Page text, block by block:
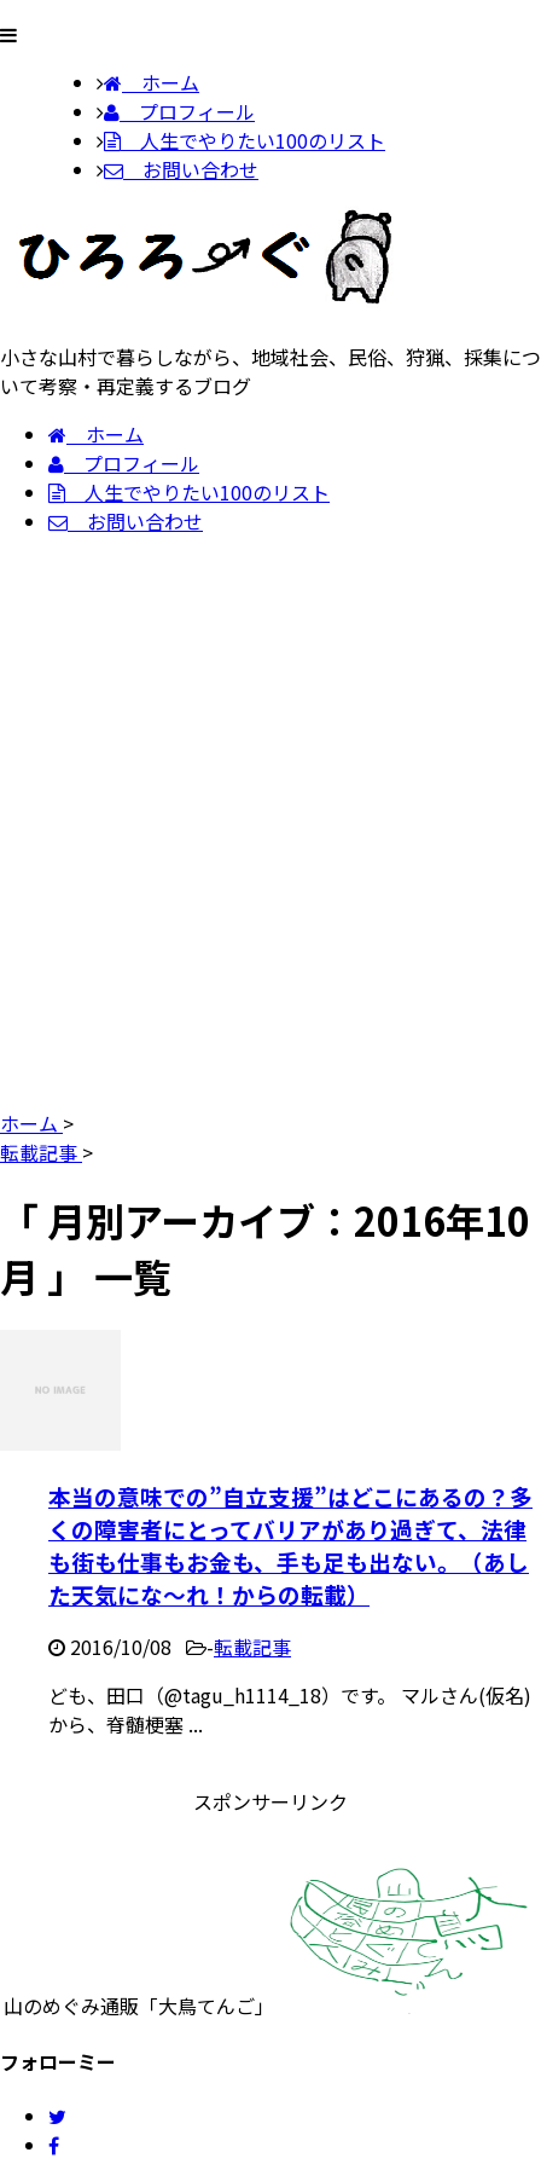
ホーム
プロフィール
人生でやりたい100のリスト
お問い合わせ
小さな山村で暮らしながら、地域社会、民俗、狩猟、採集につ
いて考察・再定義するブログ
ホーム
プロフィール
人生でやりたい100のリスト
お問い合わせ
ホーム >
転載記事 >
「 月別アーカイブ：2016年10
月 」 一覧
本当の意味での”自立支援”はどこにあるの？多
くの障害者にとってバリアがあり過ぎて、法律
も街も仕事もお金も、手も足も出ない。（あし
た天気にな～れ！からの転載）
2016/10/08 -転載記事
ども、田口（@tagu_h1114_18）です。 マルさん(仮名)
から、脊髄梗塞 ...
スポンサーリンク
山のめぐみ通販「大鳥てんご」
フォローミー